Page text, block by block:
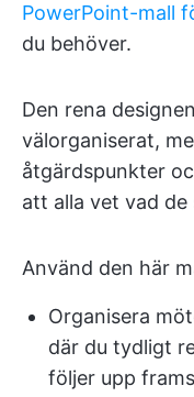
PowerPoint-mall
du behöver.
Den rena
välorganiserat,
åtgärdspunkter
att alla vet vad
Använd den här
Organisera
där du tydligt
följer upp